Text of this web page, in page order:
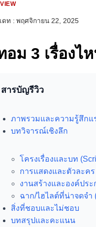
ดท : พฤศจิกายน 22, 2025
อม 3 เรื่อง
สารบัญรีวิว
ภาพรวมและความรู้สึกแ
บทวิจารณ์เชิงลึก
โครงเรื่องและบท
การแสดงและตัวละคร
งานสร้างและองค์ประ
ฉาก/ไฮไลต์ที่น่าจดจำ
สิ่งที่ชอบและไม่ชอบ
บทสรุปและคะแนน